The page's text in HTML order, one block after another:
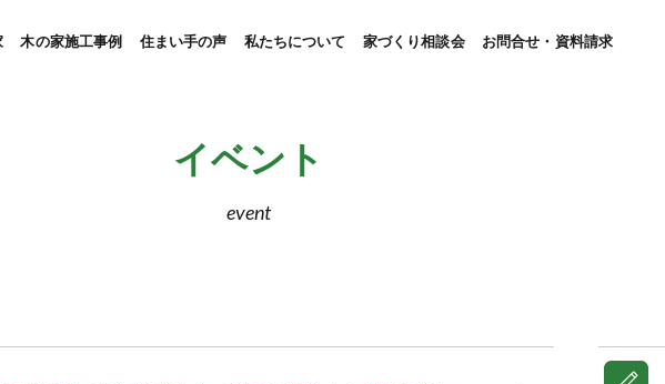
木の家施工事例 住まい手の声 私たちについて 家づくり相談会 お問合せ・資料請求
イベント
event